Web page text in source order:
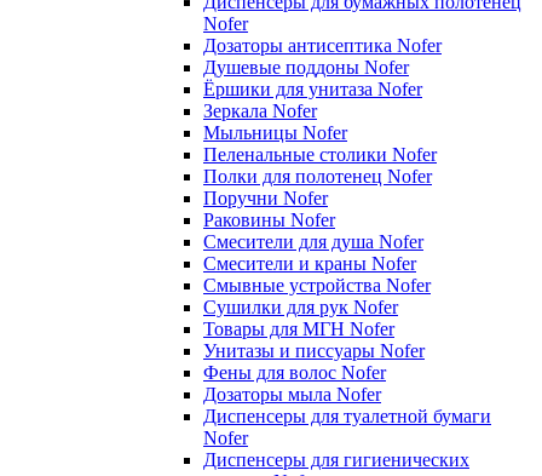
Nofer
Дозаторы антисептика Nofer
Душевые поддоны Nofer
Ёршики для унитаза Nofer
Зеркала Nofer
Мыльницы Nofer
Пеленальные столики Nofer
Полки для полотенец Nofer
Поручни Nofer
Раковины Nofer
Смесители для душа Nofer
Смесители и краны Nofer
Смывные устройства Nofer
Сушилки для рук Nofer
Товары для МГН Nofer
Унитазы и писсуары Nofer
Фены для волос Nofer
Дозаторы мыла Nofer
Диспенсеры для туалетной бумаги
Nofer
Диспенсеры для гигиенических